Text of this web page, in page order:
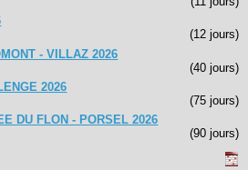
(12 jours)
- VILLAZ 2026
(40 jours)
2026
(75 jours)
DU FLON - PORSEL 2026
(90 jours)